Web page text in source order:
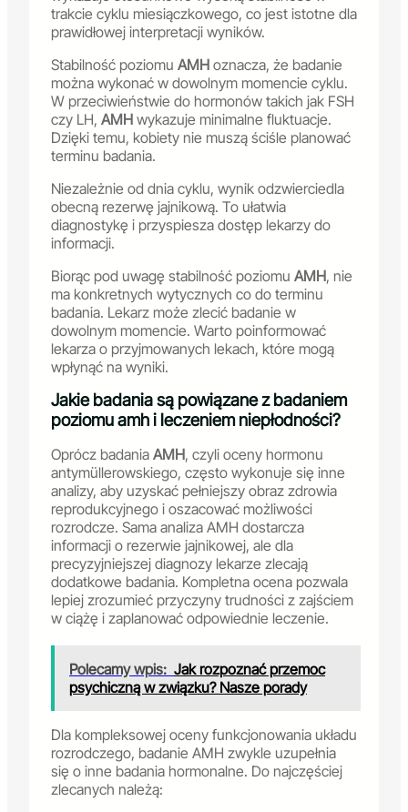
trakcie cyklu miesiączkowego, co jest istotne dla
prawidłowej interpretacji wyników.
Stabilność poziomu AMH oznacza, że badanie
można wykonać w dowolnym momencie cyklu.
W przeciwieństwie do hormonów takich jak FSH
czy LH, AMH wykazuje minimalne fluktuacje.
Dzięki temu, kobiety nie muszą ściśle planować
terminu badania.
Niezależnie od dnia cyklu, wynik odzwierciedla
obecną rezerwę jajnikową. To ułatwia
diagnostykę i przyspiesza dostęp lekarzy do
informacji.
Biorąc pod uwagę stabilność poziomu AMH, nie
ma konkretnych wytycznych co do terminu
badania. Lekarz może zlecić badanie w
dowolnym momencie. Warto poinformować
lekarza o przyjmowanych lekach, które mogą
wpłynąć na wyniki.
Jakie badania są powiązane z badaniem
poziomu amh i leczeniem niepłodności?
Oprócz badania AMH, czyli oceny hormonu
antymüllerowskiego, często wykonuje się inne
analizy, aby uzyskać pełniejszy obraz zdrowia
reprodukcyjnego i oszacować możliwości
rozrodcze. Sama analiza AMH dostarcza
informacji o rezerwie jajnikowej, ale dla
precyzyjniejszej diagnozy lekarze zlecają
dodatkowe badania. Kompletna ocena pozwala
lepiej zrozumieć przyczyny trudności z zajściem
w ciążę i zaplanować odpowiednie leczenie.
Polecamy wpis: Jak rozpoznać przemoc
psychiczną w związku? Nasze porady
Dla kompleksowej oceny funkcjonowania układu
rozrodczego, badanie AMH zwykle uzupełnia
się o inne badania hormonalne. Do najczęściej
zlecanych należą: